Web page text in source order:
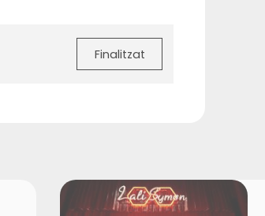
Finalitzat